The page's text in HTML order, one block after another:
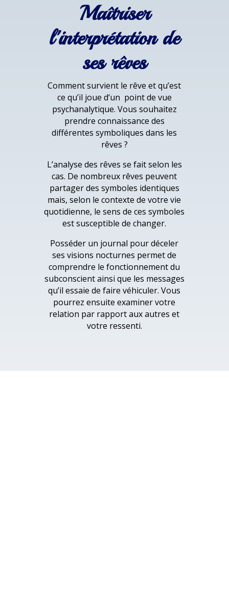
Maîtriser
l'interprétation de
ses rêves
Comment survient le rêve et qu’est
ce qu’il joue d’un point de vue
psychanalytique. Vous souhaitez
prendre connaissance des
différentes symboliques dans les
rêves ?
L’analyse des rêves se fait selon les
cas. De nombreux rêves peuvent
partager des symboles identiques
mais, selon le contexte de votre vie
quotidienne, le sens de ces symboles
est susceptible de changer.
Posséder un journal pour déceler
ses visions nocturnes permet de
comprendre le fonctionnement du
subconscient ainsi que les messages
qu’il essaie de faire véhiculer. Vous
pourrez ensuite examiner votre
relation par rapport aux autres et
votre ressenti.